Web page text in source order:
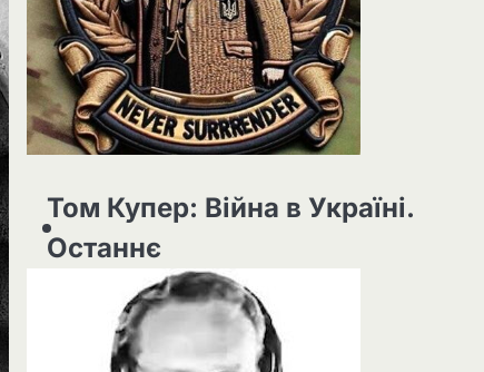
Том Купер: Війна в Україні.
Останнє